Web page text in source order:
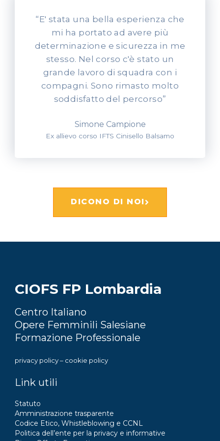
“E' stata una bella esperienza che
mi ha portato ad avere più
determinazione e sicurezza in me
stesso. Nel corso c'è stato un
grande lavoro di squadra con i
compagni. Sono rimasto molto
soddisfatto del percorso”
Simone Campione
Ex allievo corso IFTS Cinisello Balsamo
DICONO DI NOI
CIOFS FP Lombardia
Centro Italiano
Opere Femminili Salesiane
Formazione Professionale
privacy policy– cookie policy
Link utili
Statuto
Amministrazione trasparente
Codice Etico, Whistleblowing e CCNL
Politica dell’ente per la privacy e informative